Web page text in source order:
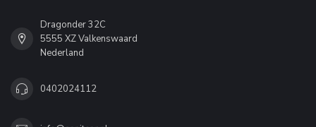
Dragonder 32C
5555 XZ Valkenswaard
Nederland
0402024112